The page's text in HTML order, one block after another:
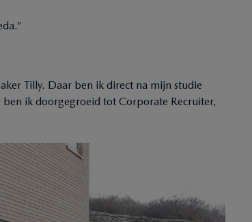
Tilly. Daar ben ik direct na mijn studie
ik doorgegroeid tot Corporate Recruiter,